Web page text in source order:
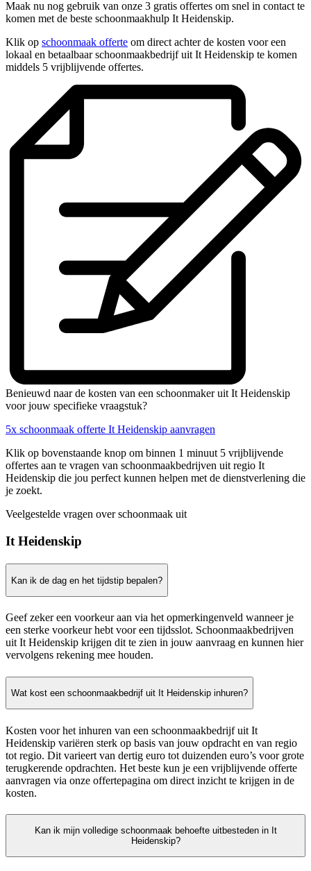
Maak nu nog gebruik van onze 3 gratis offertes om snel in contact te
komen met de beste schoonmaakhulp It Heidenskip.
Klik op schoonmaak offerte om direct achter de kosten voor een
lokaal en betaalbaar schoonmaakbedrijf uit It Heidenskip te komen
middels 5 vrijblijvende offertes.
Benieuwd naar de kosten van een schoonmaker uit It Heidenskip
voor jouw specifieke vraagstuk?
5x schoonmaak offerte It Heidenskip aanvragen
Klik op bovenstaande knop om binnen 1 minuut 5 vrijblijvende
offertes aan te vragen van schoonmaakbedrijven uit regio It
Heidenskip die jou perfect kunnen helpen met de dienstverlening die
je zoekt.
Veelgestelde vragen over schoonmaak uit
It Heidenskip
Kan ik de dag en het tijdstip bepalen?
Geef zeker een voorkeur aan via het opmerkingenveld wanneer je
een sterke voorkeur hebt voor een tijdsslot. Schoonmaakbedrijven
uit It Heidenskip krijgen dit te zien in jouw aanvraag en kunnen hier
vervolgens rekening mee houden.
Wat kost een schoonmaakbedrijf uit It Heidenskip inhuren?
Kosten voor het inhuren van een schoonmaakbedrijf uit It
Heidenskip variëren sterk op basis van jouw opdracht en van regio
tot regio. Dit varieert van dertig euro tot duizenden euro’s voor grote
terugkerende opdrachten. Het beste kun je een vrijblijvende offerte
aanvragen via onze offertepagina om direct inzicht te krijgen in de
kosten.
Kan ik mijn volledige schoonmaak behoefte uitbesteden in It
Heidenskip?